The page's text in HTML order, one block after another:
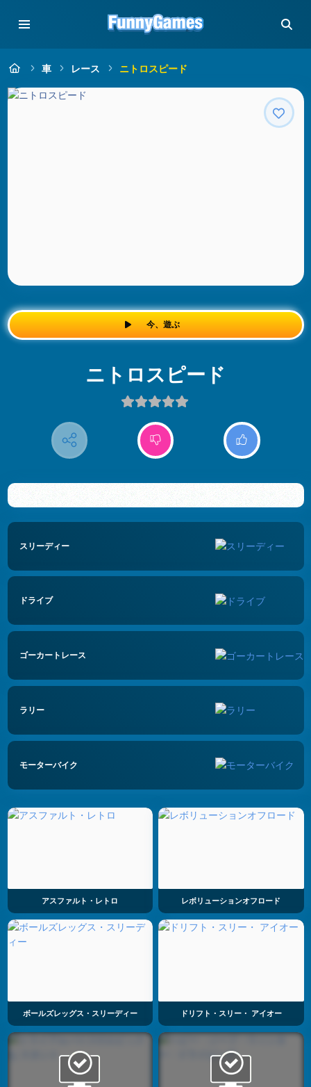
車 レース ニトロスピード
今、遊ぶ
ニトロスピード
スリーディー
ドライブ
ゴーカートレース
ラリー
モーターバイク
アスファルト・レトロ レボリューションオフロード
ボールズレッグス・スリーディー ドリフト・スリー・ アイオー